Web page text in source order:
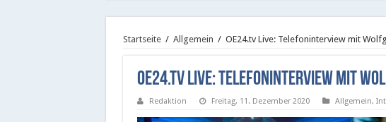
Startseite / Allgemein / OE24.tv Live: Telefoninterview mit
OE24.tv Live: Telefoninterview mit
Redaktion Freitag, 11. Dezember 2020 Allgemein,